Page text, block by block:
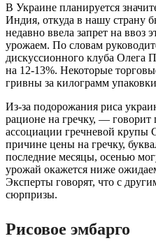
В Украине планируется
Индия, откуда в нашу страну
недавно ввела запрет на ввоз
урожаем. По словам
дискуссионного клуба Олега
на 12-13%. Некоторые
гривны за килограмм
Из-за подорожания риса
рационе на гречку, — говорит
ассоциации гречневой крупы
причине цены на гречку,
последние месяцы, осенью
урожай окажется ниже
Эксперты говорят, что с
сюрпризы.
Рисовое эмбарго